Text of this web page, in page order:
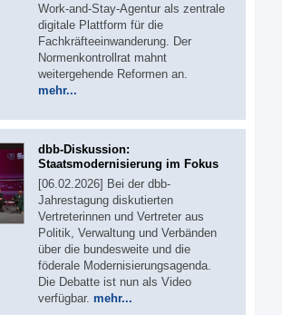
Work-and-Stay-Agentur als zentrale
digitale Plattform für die
Fachkräfteeinwanderung. Der
Normenkontrollrat mahnt
weitergehende Reformen an.
mehr...
dbb-Diskussion:
Staatsmodernisierung im Fokus
[06.02.2026] Bei der dbb-
Jahrestagung diskutierten
Vertreterinnen und Vertreter aus
Politik, Verwaltung und Verbänden
über die bundesweite und die
föderale Modernisierungsagenda.
Die Debatte ist nun als Video
verfügbar. mehr...